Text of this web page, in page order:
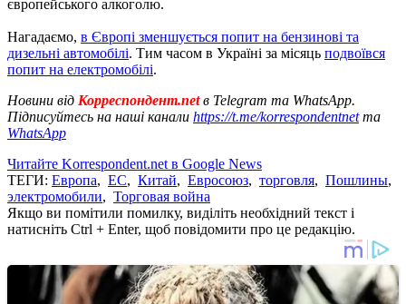
європейського алкоголю.
Нагадаємо, в Європі зменшується попит на бензинові та
дизельні автомобілі. Тим часом в Україні за місяць подвоївся
попит на електромобілі.
Новини від Корреспондент.netв Telegram та WhatsApp.
Підписуйтесь на наші канали https://t.me/korrespondentnetта
WhatsApp
Читайте Korrespondent.net в Google News
ТЕГИ: Европа, ЕС, Китай, Евросоюз, торговля, Пошлины,
электромобили, Торговая война
Якщо ви помітили помилку, виділіть необхідний текст і
натисніть Ctrl + Enter, щоб повідомити про це редакцію.